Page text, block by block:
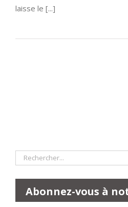
laisse le [...]
Rechercher:
Abonnez-vous à